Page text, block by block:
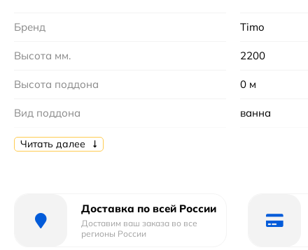
Бренд Timo
Высота мм. 2200
Высота поддона 0 м
Вид поддона ванна
Конструкция дверей :
Форма
Читать далее
Доставка по всей России
Доставим ваш заказа во все
регионы России